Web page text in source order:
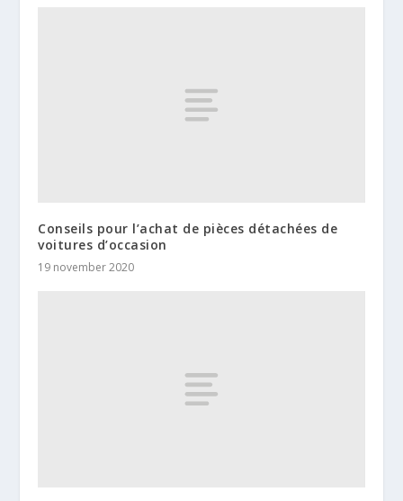
Conseils pour l’achat de pièces détachées de
voitures d’occasion
19 november 2020